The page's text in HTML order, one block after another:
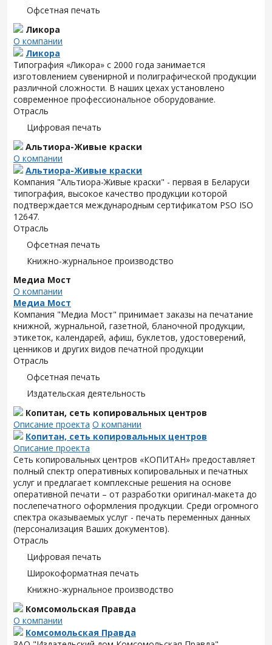
Офсетная печать
Ликора
О компании
Ликора
Типография «Ликора» с 2000 года занимается
изготовлением сувенирной и полиграфической продукции
различной сложности. В наших цехах установлено
современное профессиональное оборудование.
Отрасль
Цифровая печать
Альтиора-Живые краски
О компании
Альтиора-Живые краски
Компания "Альтиора-Живые краски" - первая в Беларуси
типография, высокое качество продукции которой
подтверждается международным сертификатом PSO ISO
12647.
Отрасль
Офсетная печать
Книжно-журнальное производство
Медиа Мост
О компании
Медиа Мост
Компания "Медиа Мост" принимает заказы на печатание
книжной, журнальной, газетной, бланочной продукции,
этикеток, календарей, афиш, буклетов, удостоверений,
ценников и других видов печатной продукции
Отрасль
Офсетная печать
Издательская деятельность
Копитан, сеть копировальных центров
Описание проекта О компании
Копитан, сеть копировальных центров
Описание проекта
Сеть копировальных центров «КОПИТАН» предоставляет
полный спектр оперативных копировальных и печатных
услуг и предлагает комплексные решения на основе
оперативной печати – от разработки оригинал-макета до
послепечатного оформления продукции. Среди огромного
спектра оказываемых услуг - печать переменных данных
(персонализация Ваших документов).
Отрасль
Цифровая печать
Широкоформатная печать
Книжно-журнальное производство
Комсомольская Правда
О компании
Комсомольская Правда